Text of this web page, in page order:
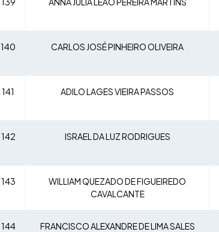
140 CARLOS JOSÉ PINHEIRO OLIVEIRA
141 ADILO LAGES VIEIRA PASSOS
142 ISRAEL DA LUZ RODRIGUES
143
WILLIAM QUEZADO DE FIGUEIREDO
CAVALCANTE
144 FRANCISCO ALEXANDRE DE LIMA SALES